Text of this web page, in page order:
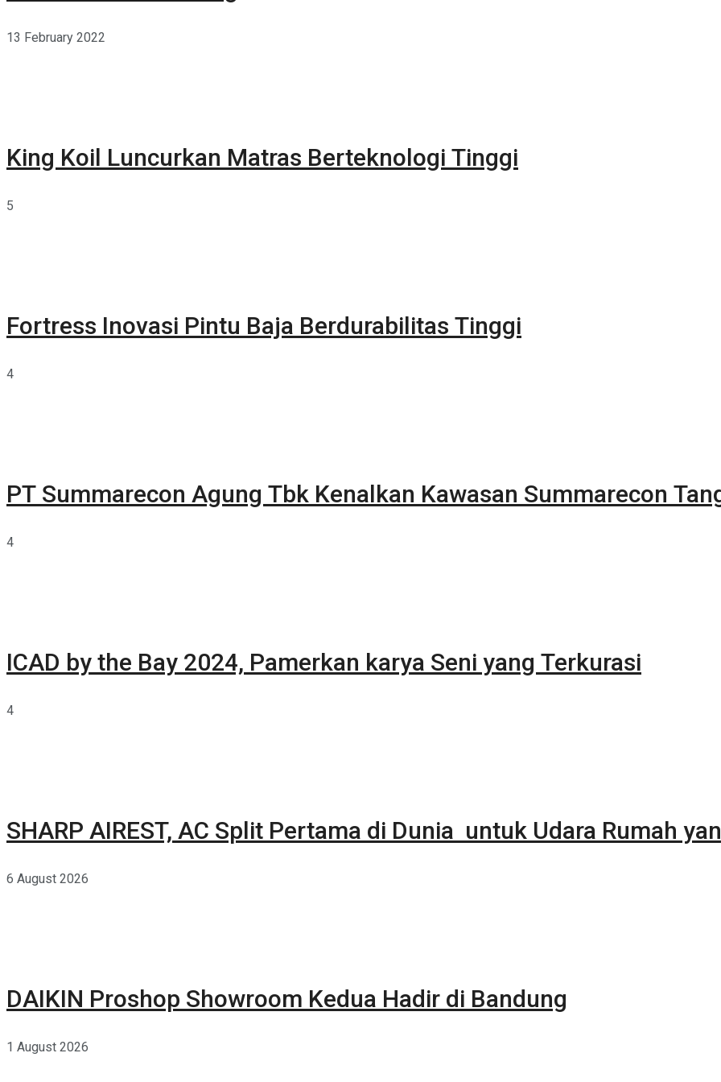
13 February 2022
King Koil Luncurkan Matras Berteknologi Tinggi
5
Fortress Inovasi Pintu Baja Berdurabilitas Tinggi
4
PT Summarecon Agung Tbk Kenalkan Kawasan Summarecon
4
ICAD by the Bay 2024, Pamerkan karya Seni yang Terkurasi
4
SHARP AIREST, AC Split Pertama di Dunia untuk Udara Rumah
6 August 2026
DAIKIN Proshop Showroom Kedua Hadir di Bandung
1 August 2026